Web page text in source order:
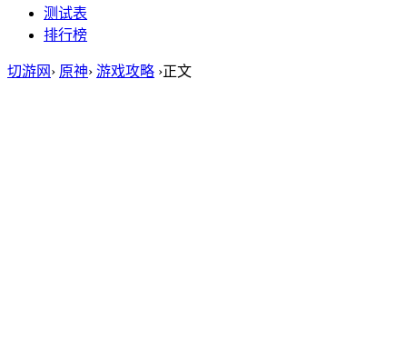
测试表
排行榜
切游网 › 原神› 游戏攻略 ›正文